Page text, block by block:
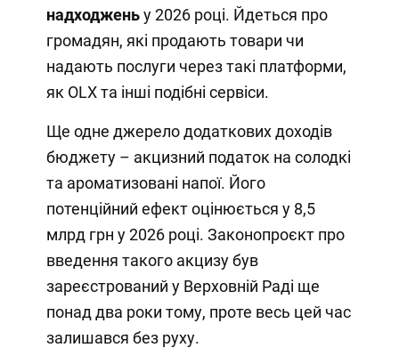
надходженьу 2026 році. Йдеться про
громадян, які продають товари чи
надають послуги через такі платформи,
як OLX та інші подібні сервіси.
Ще одне джерело додаткових доходів
бюджету – акцизний податок на солодкі
та ароматизовані напої. Його
потенційний ефект оцінюється у 8,5
млрд грн у 2026 році. Законопроєкт про
введення такого акцизу був
зареєстрований у Верховній Раді ще
понад два роки тому, проте весь цей час
залишався без руху.